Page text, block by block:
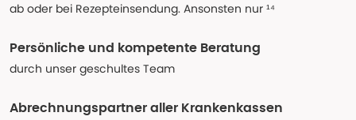
ab oder bei Rezepteinsendung. Ansonsten nur ¹⁴
Persönliche und kompetente Beratung
durch unser geschultes Team
Abrechnungspartner aller Krankenkassen